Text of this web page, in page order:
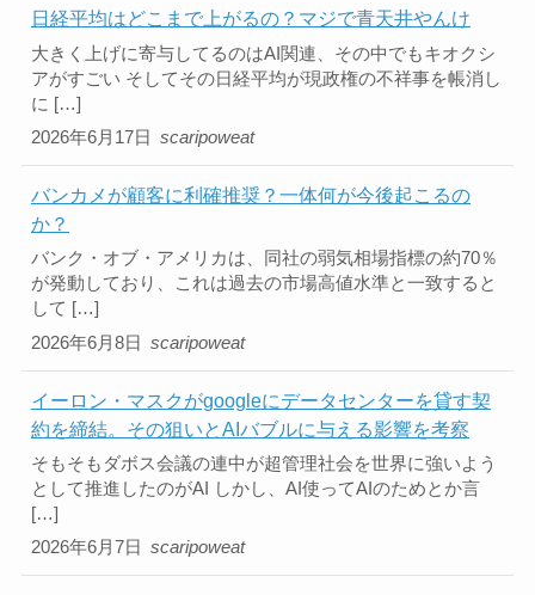
日経平均はどこまで上がるの？マジで青天井やんけ
2026年6月17日
大きく上げに寄与してるのはAI関連、その中でもキオクシ
アがすごい そしてその日経平均が現政権の不祥事を帳消し
に […]
scaripoweat
バンカメが顧客に利確推奨？一体何が今後起こるの
か？
2026年6月8日
バンク・オブ・アメリカは、同社の弱気相場指標の約70％
が発動しており、これは過去の市場高値水準と一致すると
して […]
scaripoweat
イーロン・マスクがgoogleにデータセンターを貸す契
約を締結。その狙いとAIバブルに与える影響を考察
2026年6月7日
そもそもダボス会議の連中が超管理社会を世界に強いよう
として推進したのがAI しかし、AI使ってAIのためとか言
[…]
scaripoweat